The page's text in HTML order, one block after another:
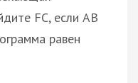
FC, если AB
равен